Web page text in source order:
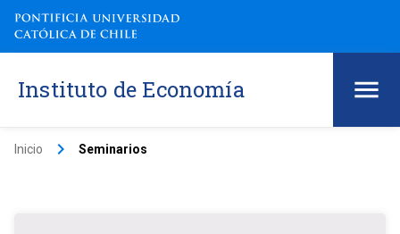
Instituto de Economía
Inicio keyboard_arrow_right Seminarios